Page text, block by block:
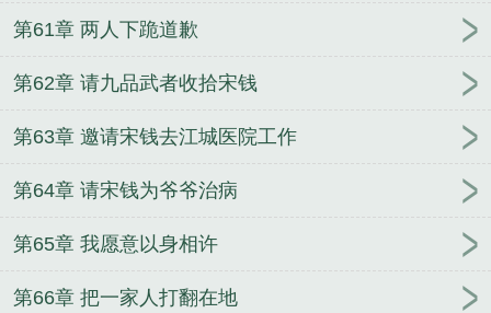
第61章 两人下跪道歉
第62章 请九品武者收拾宋钱
第63章 邀请宋钱去江城医院工作
第64章 请宋钱为爷爷治病
第65章 我愿意以身相许
第66章 把一家人打翻在地